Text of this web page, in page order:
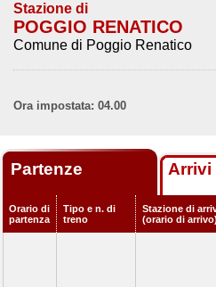
Stazione di
POGGIO RENATICO
Comune di Poggio Renatico
Ora impostata: 04.00
Partenze Arrivi
Orario di
partenza
Tipo e n. di
treno
Stazione di
(orario di arrivo)